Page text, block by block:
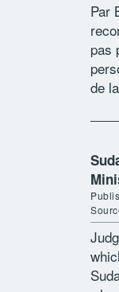
Par
pas
de